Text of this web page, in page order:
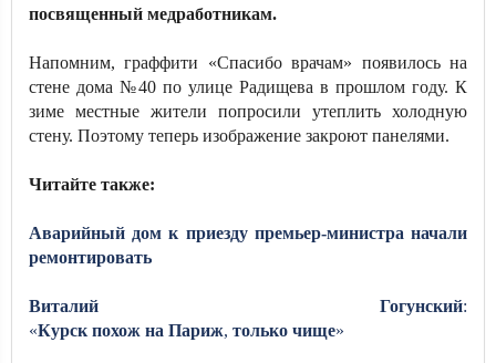
посвященный медработникам.
Напомним, граффити «Спасибо врачам» появилось на
стене дома №40 по улице Радищева в прошлом году. К
зиме местные жители попросили утеплить холодную
стену. Поэтому теперь изображение закроют панелями.
Читайте также:
Аварийный дом к приезду премьер-министра начали
ремонтировать
Виталий Гогунский:
«Курск похож на Париж, только чище»